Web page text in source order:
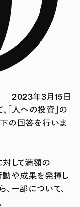
2023年3月15日
「人への投資」の
の回答を行いま
して満額の
動や成果を発揮し
一部について、